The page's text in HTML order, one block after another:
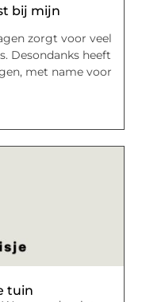
bij mijn
zorgt voor veel
Desondanks heeft
met name voor
tuin